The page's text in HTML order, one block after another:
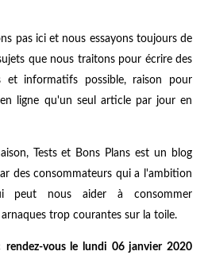
pas ici et nous essayons toujours de
que nous traitons pour écrire des
et informatifs possible, raison pour
ligne qu'un seul article par jour en
Tests et Bons Plans est un blog
des consommateurs qui a l'ambition
nous aider à consommer
trop courantes sur la toile.
rendez-vous le lundi 06 janvier 2020